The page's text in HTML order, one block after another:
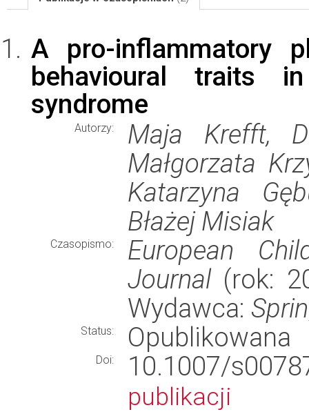
A pro-inflammatory
behavioural traits
syndrome
Autorzy:
Maja Krefft,
Małgorzata
Katarzyna
Błażej Misiak
Czasopismo:
European
Journal(rok:
Wydawca:
Status: Opublikowana
Doi: 10.1007/
publikacji